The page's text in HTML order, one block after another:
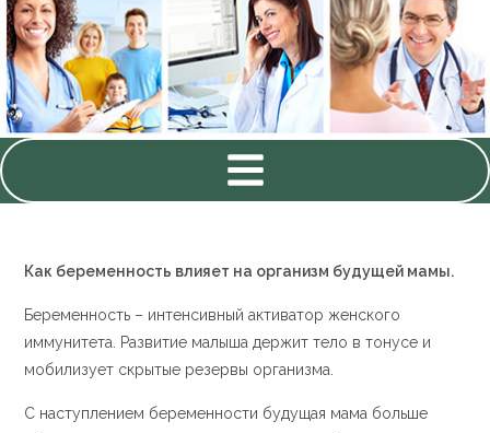
Как беременность влияет на организм будущей мамы.
Беременность – интенсивный активатор женского
иммунитета. Развитие малыша держит тело в тонусе и
мобилизует скрытые резервы организма.
С наступлением беременности будущая мама больше